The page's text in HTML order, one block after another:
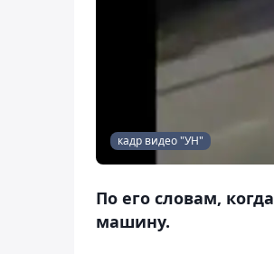
кадр видео "УН"
По его словам,
машину.